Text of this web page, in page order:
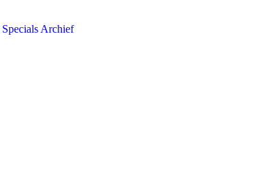
Specials Archief